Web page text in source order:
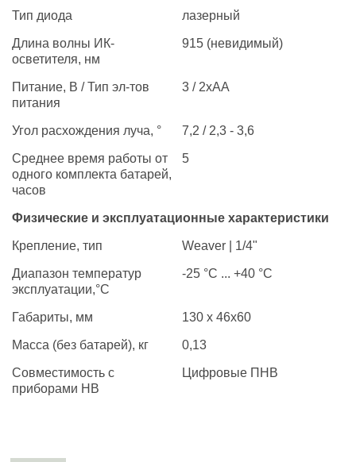
Тип диода лазерный
Длина волны ИК-
осветителя, нм
915 (невидимый)
Питание, В / Тип эл-тов
питания
3 / 2хАА
Угол расхождения луча, ° 7,2 / 2,3 - 3,6
Среднее время работы от
одного комплекта батарей,
часов
5
Физические и эксплуатационные характеристики
Крепление, тип Weaver | 1/4"
Диапазон температур
эксплуатации,°С
-25 °С ... +40 °С
Габариты, мм 130 x 46x60
Масса (без батарей), кг 0,13
Совместимость с
приборами НВ
Цифровые ПНВ